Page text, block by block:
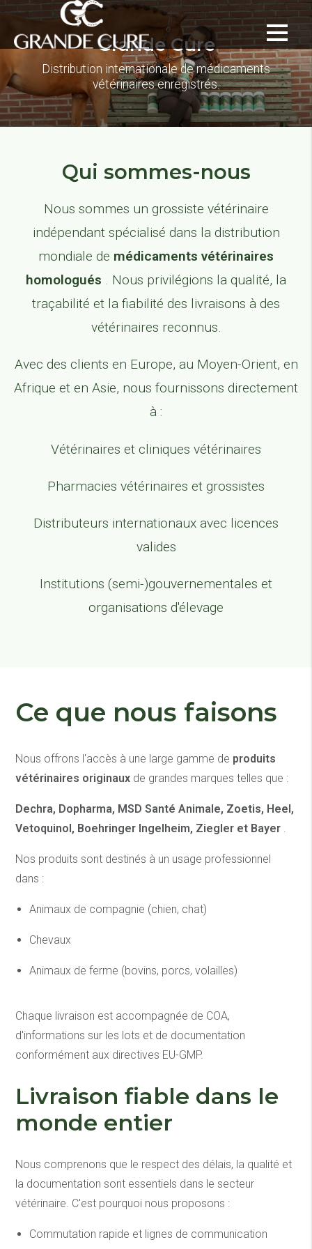
Grande Cure
Distribution internationale de médicaments
vétérinaires enregistrés.
Qui sommes-nous
Nous sommes un grossiste vétérinaire
indépendant spécialisé dans la distribution
mondiale de médicaments vétérinaires
homologués . Nous privilégions la qualité, la
traçabilité et la fiabilité des livraisons à des
vétérinaires reconnus.
Avec des clients en Europe, au Moyen-Orient, en
Afrique et en Asie, nous fournissons directement
à :
Vétérinaires et cliniques vétérinaires
Pharmacies vétérinaires et grossistes
Distributeurs internationaux avec licences
valides
Institutions (semi-)gouvernementales et
organisations d'élevage
Ce que nous faisons
Nous offrons l'accès à une large gamme de produits
vétérinaires originaux de grandes marques telles que :
Dechra, Dopharma, MSD Santé Animale, Zoetis, Heel,
Vetoquinol, Boehringer Ingelheim, Ziegler et Bayer .
Nos produits sont destinés à un usage professionnel
dans :
Animaux de compagnie (chien, chat)
Chevaux
Animaux de ferme (bovins, porcs, volailles)
Chaque livraison est accompagnée de COA,
d'informations sur les lots et de documentation
conformément aux directives EU-GMP.
Livraison fiable dans le
monde entier
Nous comprenons que le respect des délais, la qualité et
la documentation sont essentiels dans le secteur
vétérinaire. C'est pourquoi nous proposons :
Commutation rapide et lignes de communication